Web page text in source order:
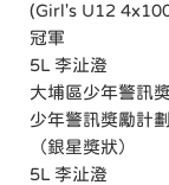
(Girl's U12
冠軍
5L 李沚澄
大埔區少年警訊
少年警訊獎勵計
（銀星獎狀）
5L 李沚澄